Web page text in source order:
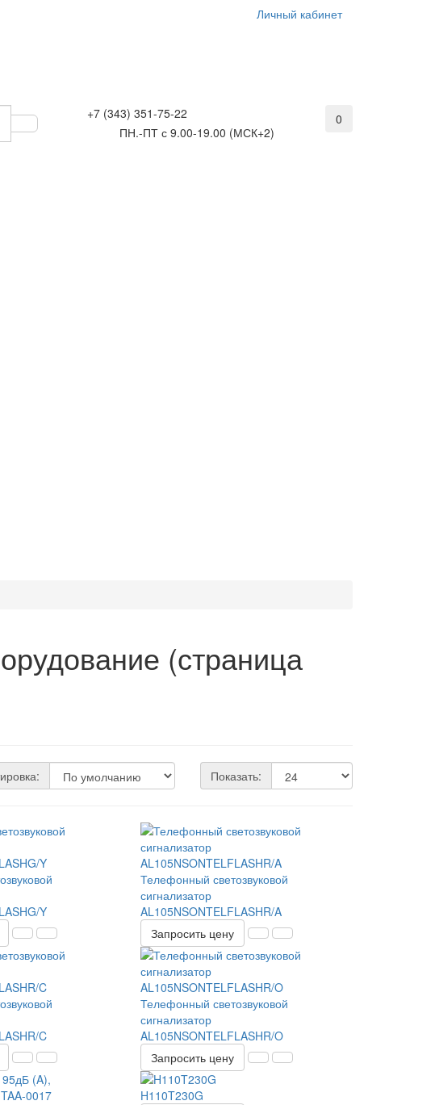
Личный кабинет
+7 (343) 351-75-22
ПН.-ПТ с 9.00-19.00 (МСК+2)
0
(страница
Показать:
Y
Телефонный светозвуковой
сигнализатор
AL105NSONTELFLASHR/A
Запросить цену
C
Телефонный светозвуковой
сигнализатор
AL105NSONTELFLASHR/O
Запросить цену
H110T230G